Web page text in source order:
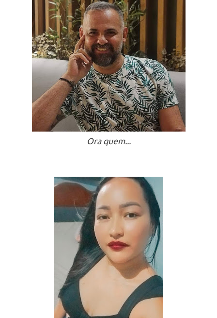
Ora quem...